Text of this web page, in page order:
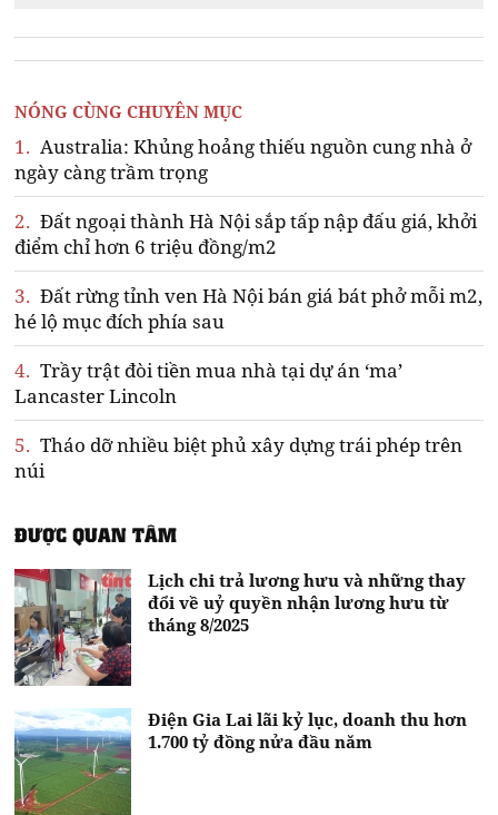
NÓNG CÙNG CHUYÊN MỤC
1. Australia: Khủng hoảng thiếu nguồn cung nhà ở
ngày càng trầm trọng
2. Đất ngoại thành Hà Nội sắp tấp nập đấu giá, khởi
điểm chỉ hơn 6 triệu đồng/m2
3. Đất rừng tỉnh ven Hà Nội bán giá bát phở mỗi m2,
hé lộ mục đích phía sau
4. Trầy trật đòi tiền mua nhà tại dự án ‘ma’
Lancaster Lincoln
5. Tháo dỡ nhiều biệt phủ xây dựng trái phép trên
núi
ĐƯỢC QUAN TÂM
Lịch chi trả lương hưu và những thay
đổi về uỷ quyền nhận lương hưu từ
tháng 8/2025
Điện Gia Lai lãi kỷ lục, doanh thu hơn
1.700 tỷ đồng nửa đầu năm